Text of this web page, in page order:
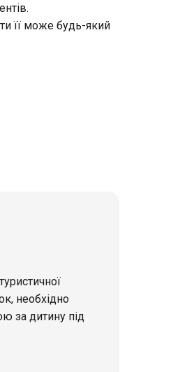
її може будь-який
необхідно
за дитину під